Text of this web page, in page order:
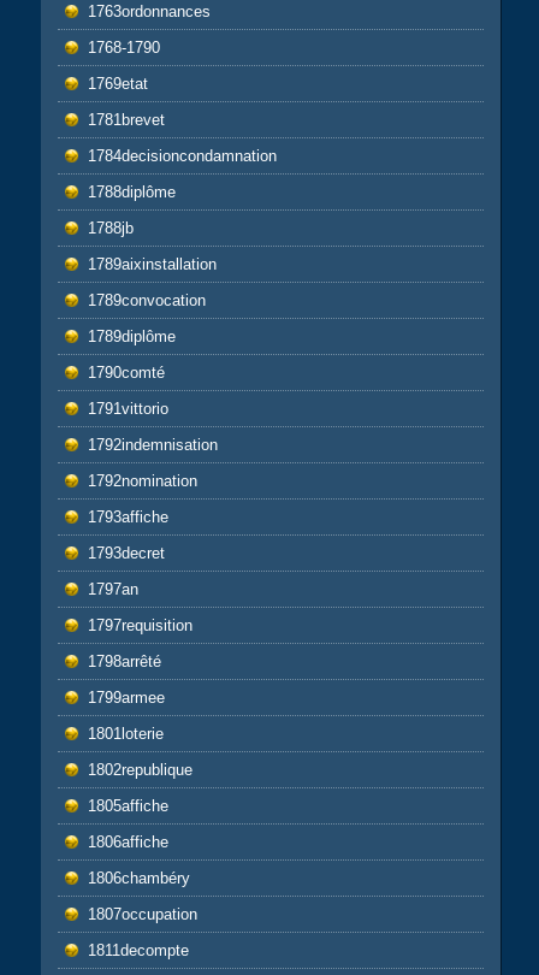
1763ordonnances
1768-1790
1769etat
1781brevet
1784decisioncondamnation
1788diplôme
1788jb
1789aixinstallation
1789convocation
1789diplôme
1790comté
1791vittorio
1792indemnisation
1792nomination
1793affiche
1793decret
1797an
1797requisition
1798arrêté
1799armee
1801loterie
1802republique
1805affiche
1806affiche
1806chambéry
1807occupation
1811decompte